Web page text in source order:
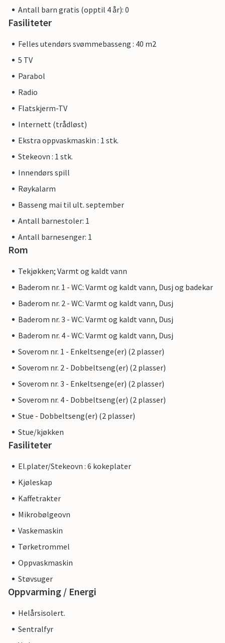
Antall barn gratis (opptil 4 år): 0
Fasiliteter
Felles utendørs svømmebasseng : 40 m2
5 TV
Parabol
Radio
Flatskjerm-TV
Internett (trådløst)
Ekstra oppvaskmaskin : 1 stk.
Stekeovn : 1 stk.
Innendørs spill
Røykalarm
Basseng mai til ult. september
Antall barnestoler: 1
Antall barnesenger: 1
Rom
Tekjøkken; Varmt og kaldt vann
Baderom nr. 1 - WC: Varmt og kaldt vann, Dusj og badekar
Baderom nr. 2 - WC: Varmt og kaldt vann, Dusj
Baderom nr. 3 - WC: Varmt og kaldt vann, Dusj
Baderom nr. 4 - WC: Varmt og kaldt vann, Dusj
Soverom nr. 1 - Enkeltsenge(er) (2 plasser)
Soverom nr. 2 - Dobbeltseng(er) (2 plasser)
Soverom nr. 3 - Enkeltsenge(er) (2 plasser)
Soverom nr. 4 - Dobbeltseng(er) (2 plasser)
Stue - Dobbeltseng(er) (2 plasser)
Stue/kjøkken
Fasiliteter
El.plater/Stekeovn : 6 kokeplater
Kjøleskap
Kaffetrakter
Mikrobølgeovn
Vaskemaskin
Tørketrommel
Oppvaskmaskin
Støvsuger
Oppvarming / Energi
Helårsisolert.
Sentralfyr